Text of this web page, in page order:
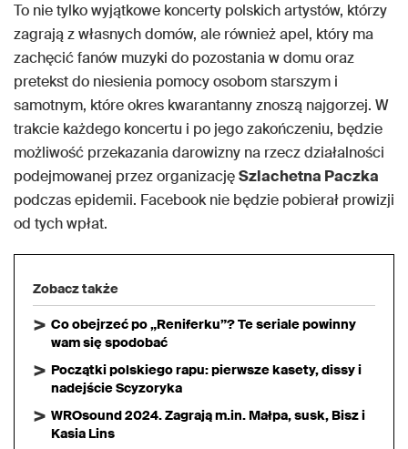
To nie tylko wyjątkowe koncerty polskich artystów, którzy
zagrają z własnych domów, ale również apel, który ma
zachęcić fanów muzyki do pozostania w domu oraz
pretekst do niesienia pomocy osobom starszym i
samotnym, które okres kwarantanny znoszą najgorzej. W
trakcie każdego koncertu i po jego zakończeniu, będzie
możliwość przekazania darowizny na rzecz działalności
podejmowanej przez organizacjęSzlachetna Paczka
podczas epidemii. Facebook nie będzie pobierał prowizji
od tych wpłat.
Zobacz także
Co obejrzeć po „Reniferku”? Te seriale powinny
wam się spodobać
Początki polskiego rapu: pierwsze kasety, dissy i
nadejście Scyzoryka
WROsound 2024. Zagrają m.in. Małpa, susk, Bisz i
Kasia Lins